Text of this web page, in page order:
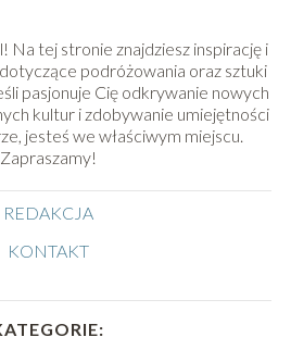
Na tej stronie znajdziesz inspirację i
podróżowania oraz sztuki
pasjonuje Cię odkrywanie nowych
kultur i zdobywanie umiejętności
jesteś we właściwym miejscu.
Zapraszamy!
REDAKCJA
KONTAKT